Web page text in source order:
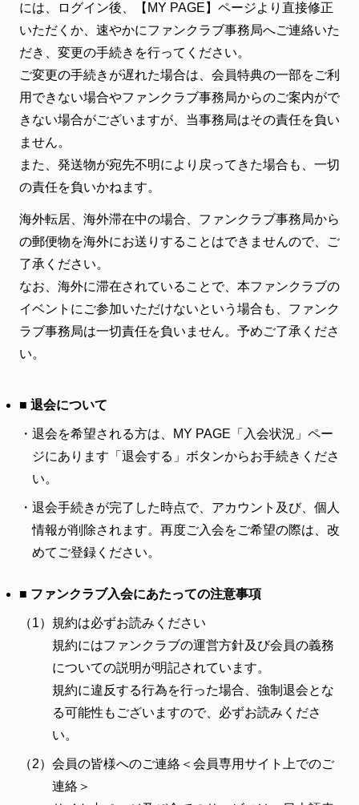
には、ログイン後、【MY PAGE】ページより直接修正
いただくか、速やかにファンクラブ事務局へご連絡いた
だき、変更の手続きを行ってください。
ご変更の手続きが遅れた場合は、会員特典の一部をご利
用できない場合やファンクラブ事務局からのご案内がで
きない場合がございますが、当事務局はその責任を負い
ません。
また、発送物が宛先不明により戻ってきた場合も、一切
の責任を負いかねます。
海外転居、海外滞在中の場合、ファンクラブ事務局から
の郵便物を海外にお送りすることはできませんので、ご
了承ください。
なお、海外に滞在されていることで、本ファンクラブの
イベントにご参加いただけないという場合も、ファンク
ラブ事務局は一切責任を負いません。予めご了承くださ
い。
■ 退会について
・ 退会を希望される方は、MY PAGE「入会状況」ペー
ジにあります「退会する」ボタンからお手続きくださ
い。
・ 退会手続きが完了した時点で、アカウント及び、個人
情報が削除されます。再度ご入会をご希望の際は、改
めてご登録ください。
■ ファンクラブ入会にあたっての注意事項
（1） 規約は必ずお読みください
規約にはファンクラブの運営方針及び会員の義務
についての説明が明記されています。
規約に違反する行為を行った場合、強制退会とな
る可能性もございますので、必ずお読みくださ
い。
（2） 会員の皆様へのご連絡＜会員専用サイト上でのご
連絡＞